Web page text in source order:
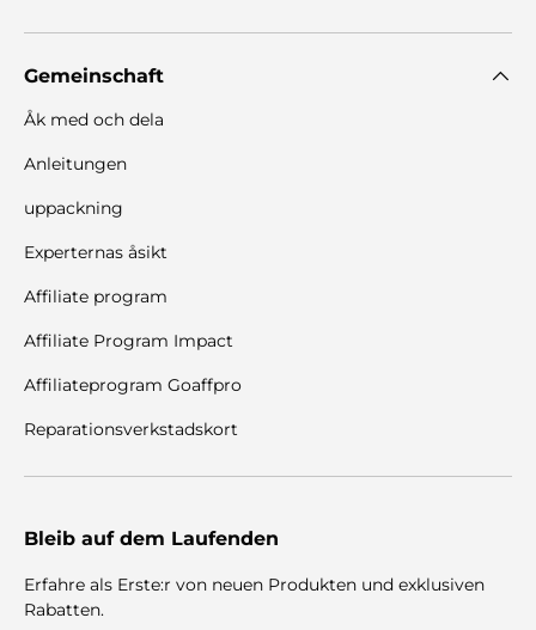
Gemeinschaft
Åk med och dela
Anleitungen
uppackning
Experternas åsikt
Affiliate program
Affiliate Program Impact
Affiliateprogram Goaffpro
Reparationsverkstadskort
Bleib auf dem Laufenden
Erfahre als Erste:r von neuen Produkten und exklusiven
Rabatten.